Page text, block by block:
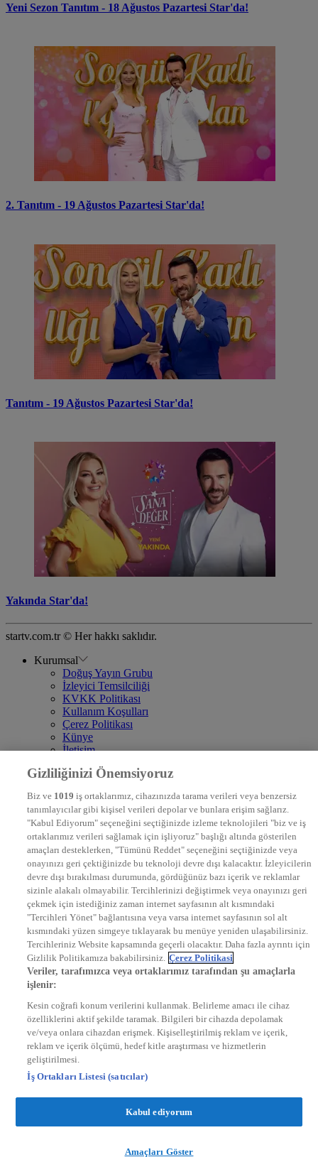
Yeni Sezon Tanıtım - 18 Ağustos Pazartesi Star'da!
2. Tanıtım - 19 Ağustos Pazartesi Star'da!
Tanıtım - 19 Ağustos Pazartesi Star'da!
Yakında Star'da!
startv.com.tr © Her hakkı saklıdır.
Kurumsal
Doğuş Yayın Grubu
İzleyici Temsilciliği
KVKK Politikası
Kullanım Koşulları
Çerez Politikası
Künye
İletişim
DYG Televizyonlar
STAR
EURO STAR
KRAL POP TV
DYG Radyolar
NTV RADYO
KRAL FM
KRAL POP
EKSEN
VOYAGE
DYG Dijital
ntv.com.tr
ntvspor.net
secim.ntv.com.tr
startv.com.tr
kralmuzik.com.tr
Gizliliğinizi Önemsiyoruz
Biz ve 1019 iş ortaklarımız, cihazınızda tarama verileri veya benzersiz
tanımlayıcılar gibi kişisel verileri depolar ve bunlara erişim sağlarız.
"Kabul Ediyorum" seçeneğini seçtiğinizde izleme teknolojileri "biz ve iş
ortaklarımız verileri sağlamak için işliyoruz" başlığı altında gösterilen
amaçları desteklerken, "Tümünü Reddet" seçeneğini seçtiğinizde veya
onayınızı geri çektiğinizde bu teknoloji devre dışı kalacaktır. İzleyicilerin
devre dışı bırakılması durumunda, gördüğünüz bazı içerik ve reklamlar
sizinle alakalı olmayabilir. Tercihlerinizi değiştirmek veya onayınızı geri
çekmek için istediğiniz zaman internet sayfasının alt kısmındaki
"Tercihleri Yönet" bağlantısına veya varsa internet sayfasının sol alt
kısmındaki yüzen simgeye tıklayarak bu menüye yeniden ulaşabilirsiniz.
Tercihleriniz Website kapsamında geçerli olacaktır. Daha fazla ayrıntı için
Gizlilik Politikamıza bakabilirsiniz. Çerez Politikasi
Veriler, tarafımızca veya ortaklarımız tarafından şu amaçlarla
işlenir:
Kesin coğrafi konum verilerini kullanmak. Belirleme amacı ile cihaz
özelliklerini aktif şekilde taramak. Bilgileri bir cihazda depolamak
ve/veya onlara cihazdan erişmek. Kişiselleştirilmiş reklam ve içerik,
reklam ve içerik ölçümü, hedef kitle araştırması ve hizmetlerin
geliştirilmesi.
İş Ortakları Listesi (satıcılar)
Kabul ediyorum
Amaçları Göster